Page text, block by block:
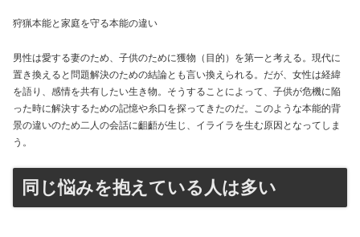
狩猟本能と家庭を守る本能の違い
男性は愛する妻のため、子供のために獲物（目的）を第一と考える。現代に
置き換えると問題解決のための結論とも言い換えられる。だが、女性は経緯
を語り、感情を共有したい生き物。そうすることによって、子供が危機に陥
った時に解決するための記憶や糸口を探ってきたのだ。このような本能的背
景の違いのため二人の会話に齟齬が生じ、イライラを生む原因となってしま
う。
同じ悩みを抱えている人は多い